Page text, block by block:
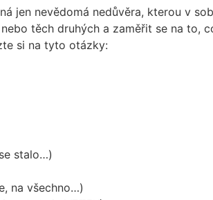
jen nevědomá nedůvěra, kterou v
těch druhých a zaměřit se na to,
si na tyto otázky:
stalo…)
na všechno…)